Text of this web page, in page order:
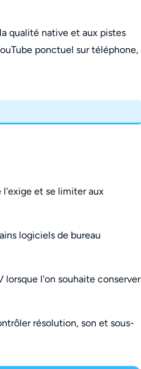
qualité native et aux pistes
ponctuel sur téléphone,
l'exige et se limiter aux
logiciels de bureau
lorsque l'on souhaite conserver
résolution, son et sous-